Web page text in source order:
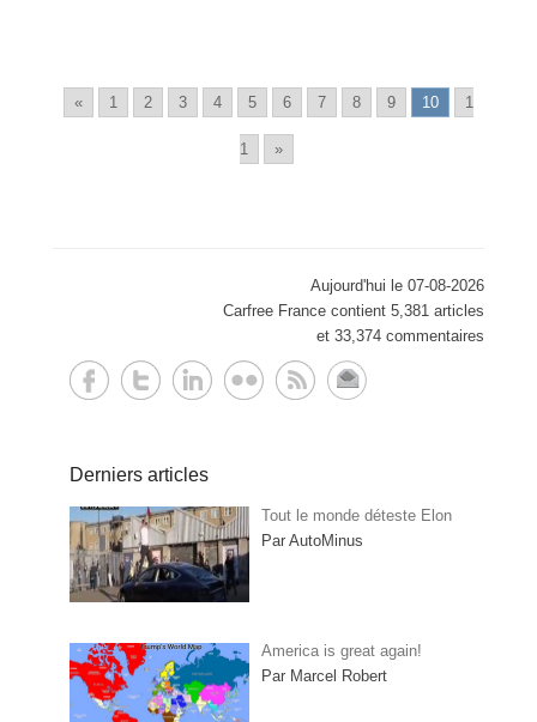
« 1 2 3 4 5 6 7 8 9 10 1
1 »
Aujourd'hui le 07-08-2026
Carfree France contient 5,381 articles
et 33,374 commentaires
Derniers articles
Tout le monde déteste Elon
Par AutoMinus
America is great again!
Par Marcel Robert